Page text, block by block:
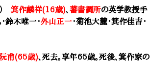
箕作麟祥(16歳)、 蕃書調所の英学教授手
鈴木唯一・外山正一・菊池大麓・箕作佳吉・
甫(65歳)、死去。享年65歳。死後、箕作家の